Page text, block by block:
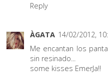
Reply
ÀGATA 14/02/2012,
Me encantan los
sin resinado...
some kisses EmerJa!!